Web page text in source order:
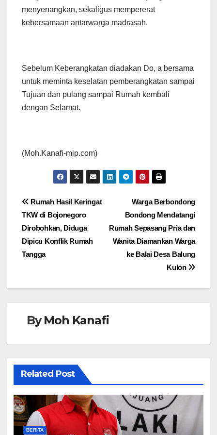
menyenangkan, sekaligus mempererat
kebersamaan antarwarga madrasah.
Sebelum Keberangkatan diadakan Do, a bersama
untuk meminta keselatan pemberangkatan sampai
Tujuan dan pulang sampai Rumah kembali
dengan Selamat.
(Moh.Kanafi-mip.com)
Navigasi
pos
Warga Berbondong
Bondong Mendatangi
Rumah Sepasang Pria dan
Wanita Diamankan Warga
ke Balai Desa Balung
Kulon
Rumah Hasil Keringat
TKW di Bojonegoro
Dirobohkan, Diduga
Dipicu Konflik Rumah
Tangga
ByMoh Kanafi
Related Post
BERITA